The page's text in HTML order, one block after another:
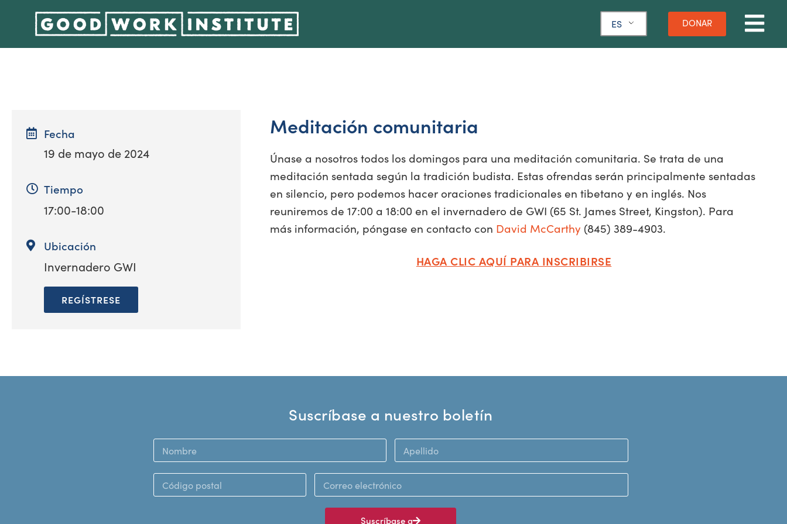
ES DONAR
Fecha
19 de mayo de 2024
Tiempo
17:00-18:00
Ubicación
Invernadero GWI
REGÍSTRESE
Meditación comunitaria
Únase a nosotros todos los domingos para una meditación comunitaria. Se trata de una
meditación sentada según la tradición budista. Estas ofrendas serán principalmente sentadas
en silencio, pero podemos hacer oraciones tradicionales en tibetano y en inglés. Nos
reuniremos de 17:00 a 18:00 en el invernadero de GWI (65 St. James Street, Kingston). Para
más información, póngase en contacto con David McCarthy (845) 389-4903.
HAGA CLIC AQUÍ PARA INSCRIBIRSE
Suscríbase a nuestro boletín
Suscríbase a